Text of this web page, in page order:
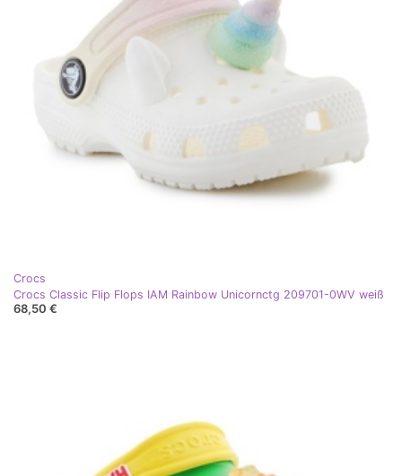
Crocs
Crocs Classic Flip Flops IAM Rainbow Unicornctg 209701-0WV weiß
68,50 €